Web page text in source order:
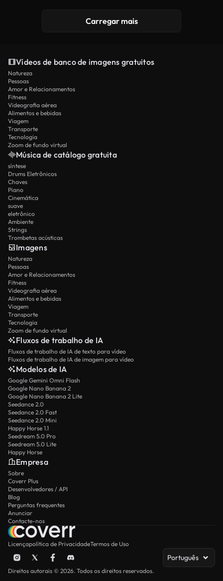
Carregar mais
Vídeos de banco de imagens gratuitos
Natureza
Pessoas
Amor e Relacionamentos
Fitness
Videografia aérea
Alimentos e bebidas
Viagem
Transporte
Tecnologia
Zoom de fundo virtual
Música de catálogo gratuita
síntese
Drums Eletrônicos
Chaves
Piano
Cinemática
suave
eletrônico
Ambiente
Strings
Trombetas acústicas
Imagens
Natureza
Pessoas
Amor e Relacionamentos
Fitness
Videografia aérea
Alimentos e bebidas
Viagem
Transporte
Tecnologia
Zoom de fundo virtual
Fluxos de trabalho de IA
Fluxos de trabalho de IA de texto para vídeo
Fluxos de trabalho de IA de imagem para vídeo
Modelos de IA
Google Gemini Omni Flash
Google Nano Banana 2
Google Nano Banana 2 Lite
Seedance 2.0
Seedance 2.0 Fast
Seedance 2.0 Mini
Happy Horse 1.1
Seedream 5.0 Pro
Seedream 5.0 Lite
Happy Horse
Empresa
Sobre
Coverr Plus
Desenvolvedores / API
Blog
Perguntas frequentes
Anunciar
Contacte-nos
Licençapolítica de PrivacidadeTermos de Uso
Português
Direitos autorais © 2026. Todos os direitos reservados.